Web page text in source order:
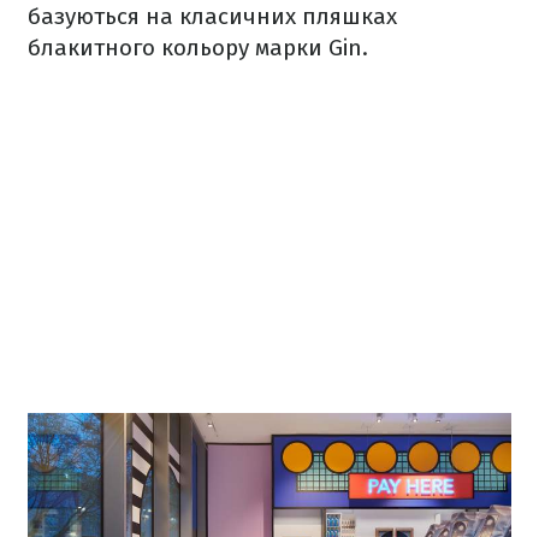
базуються на класичних пляшках
блакитного кольору марки Gin.